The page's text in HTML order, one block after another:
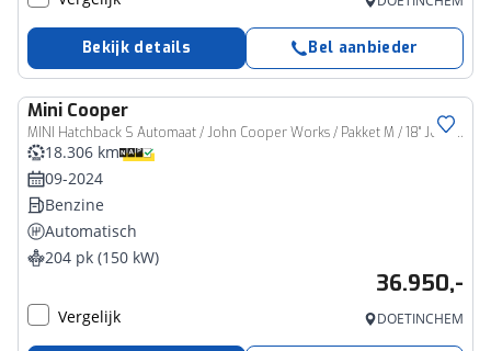
Bekijk details Bel aanbieder
Mini Cooper
MINI Hatchback S Automaat / John Cooper Works / Pakket M / 18" JCW Lap Spoke 2-tone
18.306 km
09-2024
Benzine
Automatisch
204 pk (150 kW)
36.950,-
Vergelijk DOETINCHEM